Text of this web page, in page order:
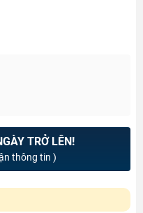
TRỞ LÊN!
thông tin )